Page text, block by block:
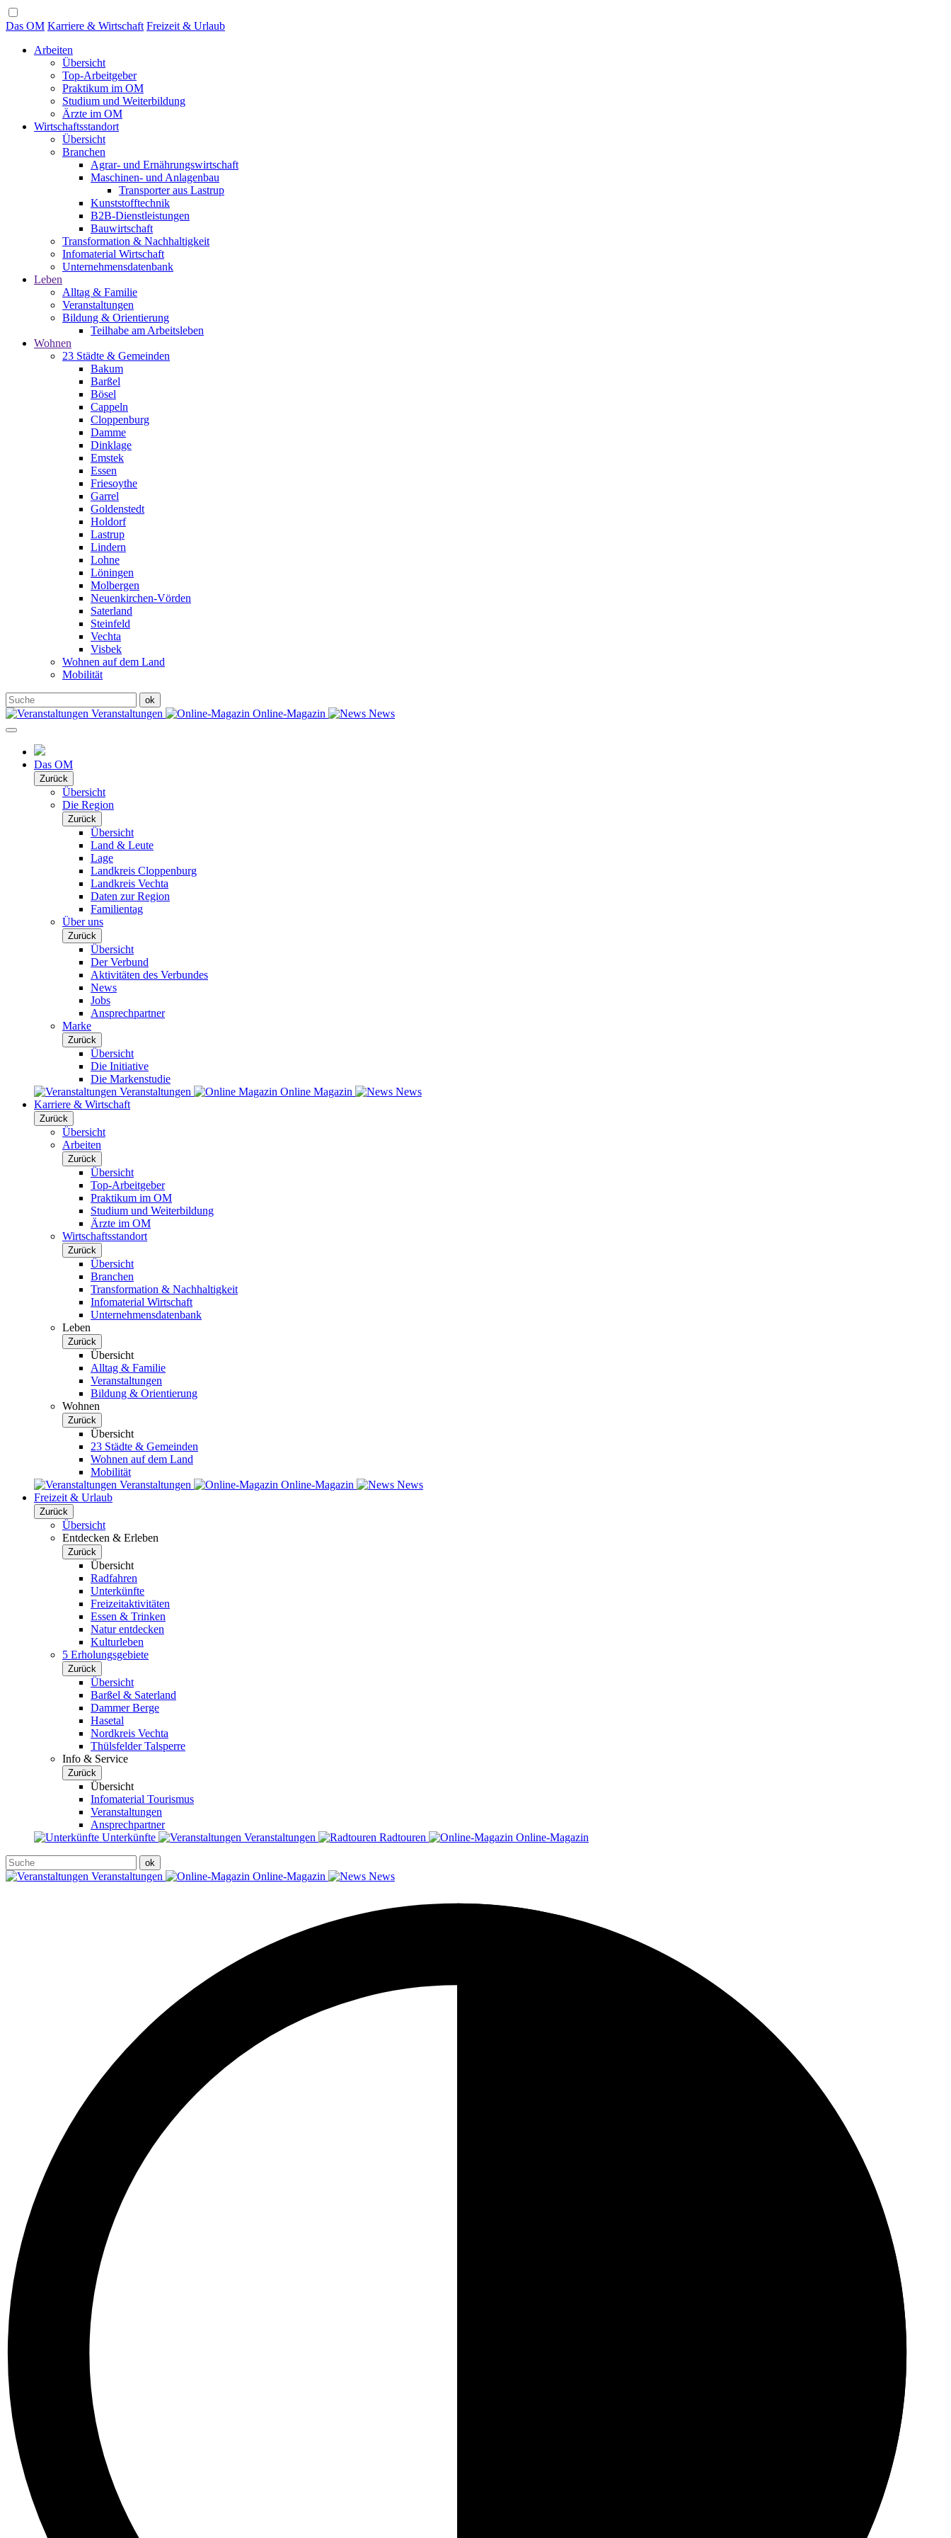
Das OM Karriere & Wirtschaft Freizeit & Urlaub
Arbeiten
Übersicht
Top-Arbeitgeber
Praktikum im OM
Studium und Weiterbildung
Ärzte im OM
Wirtschaftsstandort
Übersicht
Branchen
Agrar- und Ernährungswirtschaft
Maschinen- und Anlagenbau
Transporter aus Lastrup
Kunststofftechnik
B2B-Dienstleistungen
Bauwirtschaft
Transformation & Nachhaltigkeit
Infomaterial Wirtschaft
Unternehmensdatenbank
Leben
Alltag & Familie
Veranstaltungen
Bildung & Orientierung
Teilhabe am Arbeitsleben
Wohnen
23 Städte & Gemeinden
Bakum
Barßel
Bösel
Cappeln
Cloppenburg
Damme
Dinklage
Emstek
Essen
Friesoythe
Garrel
Goldenstedt
Holdorf
Lastrup
Lindern
Lohne
Löningen
Molbergen
Neuenkirchen-Vörden
Saterland
Steinfeld
Vechta
Visbek
Wohnen auf dem Land
Mobilität
Veranstaltungen Online-Magazin News
Das OM
Zurück
Übersicht
Die Region
Zurück
Übersicht
Land & Leute
Lage
Landkreis Cloppenburg
Landkreis Vechta
Daten zur Region
Familientag
Über uns
Zurück
Übersicht
Der Verbund
Aktivitäten des Verbundes
News
Jobs
Ansprechpartner
Marke
Zurück
Übersicht
Die Initiative
Die Markenstudie
Veranstaltungen
Online Magazin
News
Karriere & Wirtschaft
Zurück
Übersicht
Arbeiten
Zurück
Übersicht
Top-Arbeitgeber
Praktikum im OM
Studium und Weiterbildung
Ärzte im OM
Wirtschaftsstandort
Zurück
Übersicht
Branchen
Transformation & Nachhaltigkeit
Infomaterial Wirtschaft
Unternehmensdatenbank
Leben
Zurück
Übersicht
Alltag & Familie
Veranstaltungen
Bildung & Orientierung
Wohnen
Zurück
Übersicht
23 Städte & Gemeinden
Wohnen auf dem Land
Mobilität
Veranstaltungen
Online-Magazin
News
Freizeit & Urlaub
Zurück
Übersicht
Entdecken & Erleben
Zurück
Übersicht
Radfahren
Unterkünfte
Freizeitaktivitäten
Essen & Trinken
Natur entdecken
Kulturleben
5 Erholungsgebiete
Zurück
Übersicht
Barßel & Saterland
Dammer Berge
Hasetal
Nordkreis Vechta
Thülsfelder Talsperre
Info & Service
Zurück
Übersicht
Infomaterial Tourismus
Veranstaltungen
Ansprechpartner
Unterkünfte
Veranstaltungen Radtouren Online-Magazin
Veranstaltungen Online-Magazin News